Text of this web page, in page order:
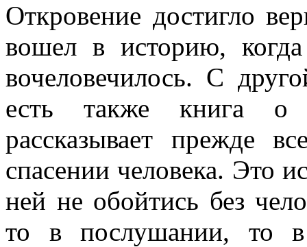
Откровение достигло
вошел в историю,
вочеловечилось. С
есть также книга о
рассказывает прежде
спасении человека. Это
ней не обойтись без
то в послушании, то